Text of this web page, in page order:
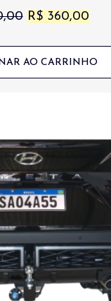
O
original
R$360,00O
atual
AO CARRINHO